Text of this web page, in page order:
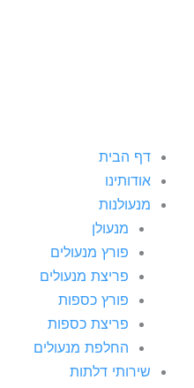
דף הבית
אודותינו
מנעולנות
מנעולן
פורץ מנעולים
פריצת מנעולים
פורץ כספות
פריצת כספות
החלפת מנעולים
שירותי דלתות